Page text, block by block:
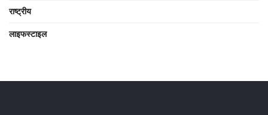
राष्ट्रीय
लाइफस्टाइल